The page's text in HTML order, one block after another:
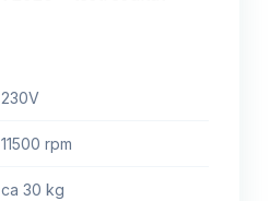
230V
11500 rpm
ca 30 kg